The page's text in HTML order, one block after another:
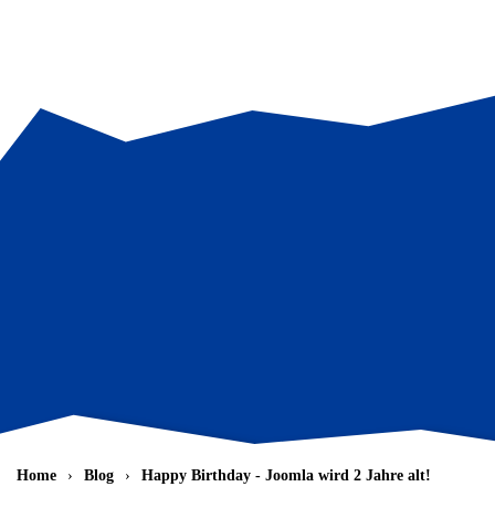
Home Blog Happy Birthday - Joomla wird 2 Jahre alt!